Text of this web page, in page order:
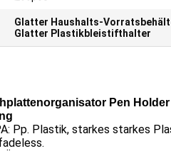
Glatter Haushalts-
Glatter Plastikbleistifthalter
Pen
Pp. Plastik, starkes starkes